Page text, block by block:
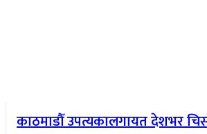
काठमाडौँ उपत्यकालगायत देशभर